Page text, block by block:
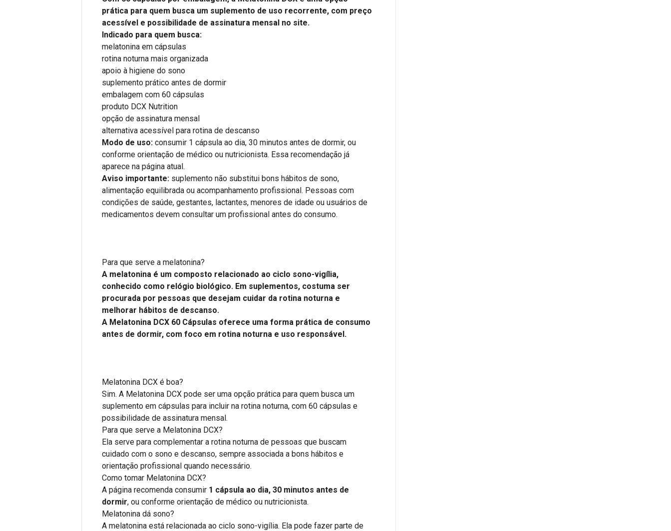
prática para quem busca um suplemento de uso recorrente, com preço
acessível e possibilidade de assinatura mensal no site.
Indicado para quem busca:
melatonina em cápsulas
rotina noturna mais organizada
apoio à higiene do sono
suplemento prático antes de dormir
embalagem com 60 cápsulas
produto DCX Nutrition
opção de assinatura mensal
alternativa acessível para rotina de descanso
Modo de uso: consumir 1 cápsula ao dia, 30 minutos antes de dormir, ou
conforme orientação de médico ou nutricionista. Essa recomendação já
aparece na página atual.
Aviso importante: suplemento não substitui bons hábitos de sono,
alimentação equilibrada ou acompanhamento profissional. Pessoas com
condições de saúde, gestantes, lactantes, menores de idade ou usuários de
medicamentos devem consultar um profissional antes do consumo.
Para que serve a melatonina?
A melatonina é um composto relacionado ao ciclo sono-vigília,
conhecido como relógio biológico. Em suplementos, costuma ser
procurada por pessoas que desejam cuidar da rotina noturna e
melhorar hábitos de descanso.
A Melatonina DCX 60 Cápsulas oferece uma forma prática de consumo
antes de dormir, com foco em rotina noturna e uso responsável.
Melatonina DCX é boa?
Sim. A Melatonina DCX pode ser uma opção prática para quem busca um
suplemento em cápsulas para incluir na rotina noturna, com 60 cápsulas e
possibilidade de assinatura mensal.
Para que serve a Melatonina DCX?
Ela serve para complementar a rotina noturna de pessoas que buscam
cuidado com o sono e descanso, sempre associada a bons hábitos e
orientação profissional quando necessário.
Como tomar Melatonina DCX?
A página recomenda consumir 1 cápsula ao dia, 30 minutos antes de
dormir, ou conforme orientação de médico ou nutricionista.
Melatonina dá sono?
A melatonina está relacionada ao ciclo sono-vigília. Ela pode fazer parte de